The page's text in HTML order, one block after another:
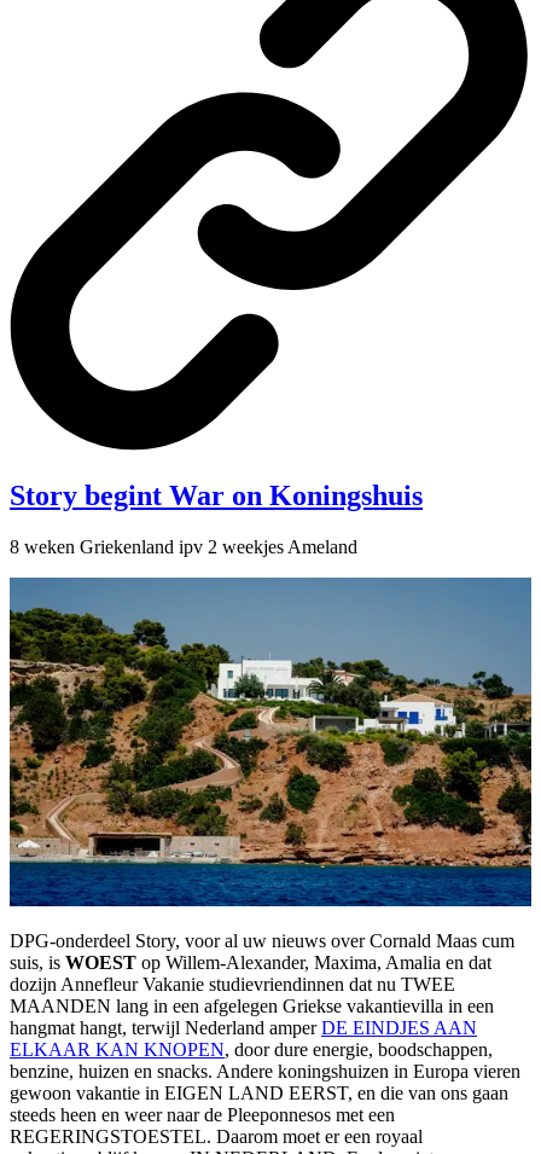
Story begint War on Koningshuis
8 weken Griekenland ipv 2 weekjes Ameland
DPG-onderdeel Story, voor al uw nieuws over Cornald Maas cum
suis, is WOEST op Willem-Alexander, Maxima, Amalia en dat
dozijn Annefleur Vakanie studievriendinnen dat nu TWEE
MAANDEN lang in een afgelegen Griekse vakantievilla in een
hangmat hangt, terwijl Nederland amperDE EINDJES AAN
ELKAAR KAN KNOPEN, door dure energie, boodschappen,
benzine, huizen en snacks. Andere koningshuizen in Europa vieren
gewoon vakantie in EIGEN LAND EERST, en die van ons gaan
steeds heen en weer naar de Pleeponnesos met een
REGERINGSTOESTEL. Daarom moet er een royaal